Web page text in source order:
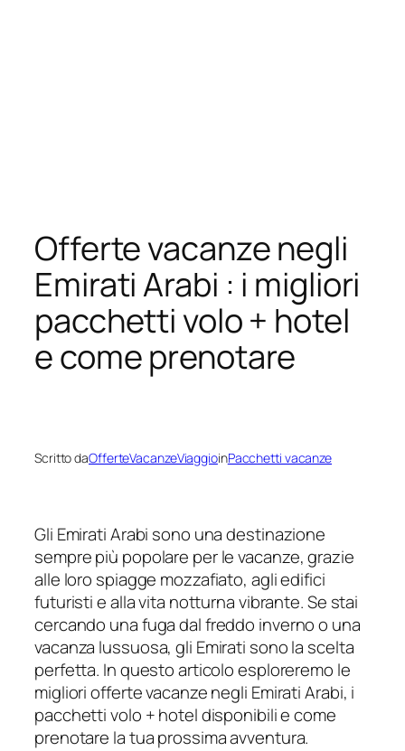
Offerte vacanze negli
Emirati Arabi : i migliori
pacchetti volo + hotel
e come prenotare
Scritto daOfferteVacanzeViaggioinPacchetti vacanze
Gli Emirati Arabi sono una destinazione
sempre più popolare per le vacanze, grazie
alle loro spiagge mozzafiato, agli edifici
futuristi e alla vita notturna vibrante. Se stai
cercando una fuga dal freddo inverno o una
vacanza lussuosa, gli Emirati sono la scelta
perfetta. In questo articolo esploreremo le
migliori offerte vacanze negli Emirati Arabi, i
pacchetti volo + hotel disponibili e come
prenotare la tua prossima avventura.